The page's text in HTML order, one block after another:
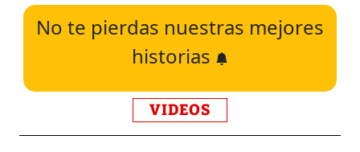
No te pierdas nuestras mejores
historias
VIDEOS